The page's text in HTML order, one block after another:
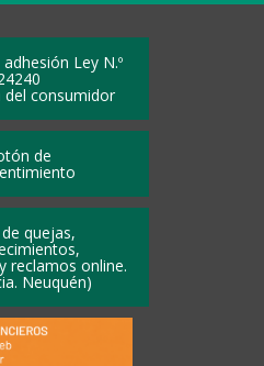
Ley N.º
del consumidor
de
quejas,
reclamos online.
Neuquén)